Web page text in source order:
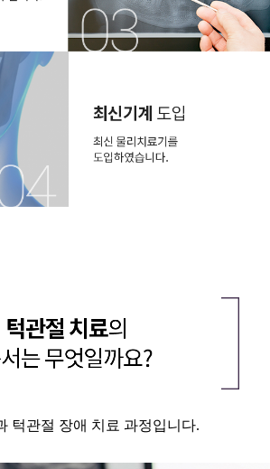
턱관절 장애 치료 과정입니다.